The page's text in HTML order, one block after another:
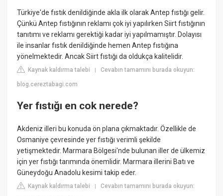
Türkiye'de fıstık denildiğinde akla ilk olarak Antep fıstığı gelir.
Çünkü Antep fıstığının reklamı çok iyi yapılırken Siirt fıstığının
tanıtımı ve reklamı gerektiği kadar iyi yapılmamıştır. Dolayısı
ile insanlar fıstık denildiğinde hemen Antep fıstığına
yönelmektedir. Ancak Siirt fıstığı da oldukça kalitelidir.
Kaynak kaldırma talebi |Cevabın tamamını burada okuyun:
blog.cereztabagi.com
Yer fıstığı en cok nerede?
Akdeniz illeri bu konuda ön plana çıkmaktadır. Özellikle de
Osmaniye çevresinde yer fıstığı verimli şekilde
yetişmektedir. Marmara Bölgesi'nde bulunan iller de ülkemiz
için yer fıstığı tarımında önemlidir. Marmara illerini Batı ve
Güneydoğu Anadolu kesimi takip eder.
Kaynak kaldırma talebi |Cevabın tamamını burada okuyun: